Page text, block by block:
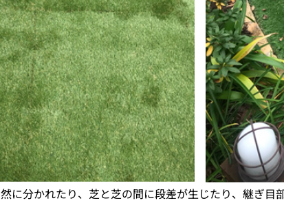
に分かれたり、芝と芝の間に段差が生じたり、継ぎ目